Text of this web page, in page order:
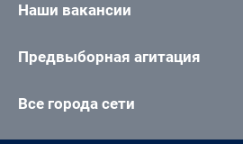
Наши вакансии
Предвыборная агитация
Все города сети